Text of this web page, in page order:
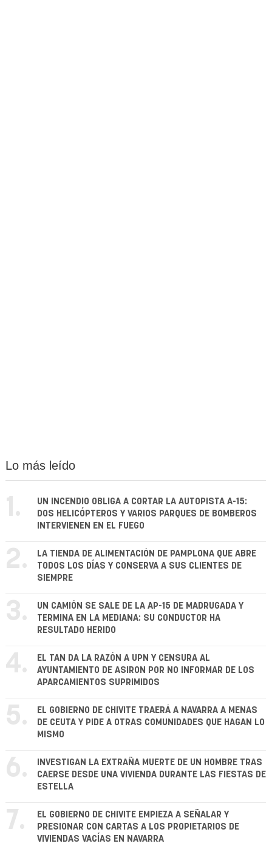
Lo más leído
1.
UN INCENDIO OBLIGA A CORTAR LA AUTOPISTA A-15:
DOS HELICÓPTEROS Y VARIOS PARQUES DE BOMBEROS
INTERVIENEN EN EL FUEGO
2.
LA TIENDA DE ALIMENTACIÓN DE PAMPLONA QUE ABRE
TODOS LOS DÍAS Y CONSERVA A SUS CLIENTES DE
SIEMPRE
3.
UN CAMIÓN SE SALE DE LA AP-15 DE MADRUGADA Y
TERMINA EN LA MEDIANA: SU CONDUCTOR HA
RESULTADO HERIDO
4.
EL TAN DA LA RAZÓN A UPN Y CENSURA AL
AYUNTAMIENTO DE ASIRON POR NO INFORMAR DE LOS
APARCAMIENTOS SUPRIMIDOS
5.
EL GOBIERNO DE CHIVITE TRAERÁ A NAVARRA A MENAS
DE CEUTA Y PIDE A OTRAS COMUNIDADES QUE HAGAN LO
MISMO
6.
INVESTIGAN LA EXTRAÑA MUERTE DE UN HOMBRE TRAS
CAERSE DESDE UNA VIVIENDA DURANTE LAS FIESTAS DE
ESTELLA
7.
EL GOBIERNO DE CHIVITE EMPIEZA A SEÑALAR Y
PRESIONAR CON CARTAS A LOS PROPIETARIOS DE
VIVIENDAS VACÍAS EN NAVARRA